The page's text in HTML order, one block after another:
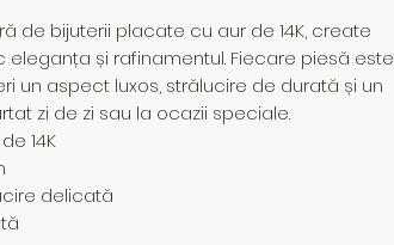
de bijuterii placate cu aur de 14K, create
și rafinamentul. Fiecare piesă este
un aspect luxos, strălucire de durată și un
zi de zi sau la ocazii speciale.
14K
delicată